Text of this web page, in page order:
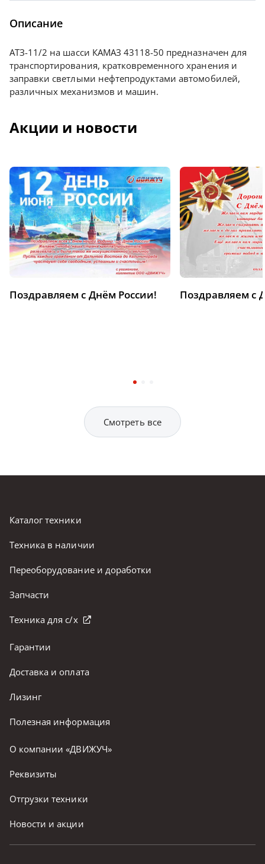
Описание
АТЗ-11/2 на шасси КАМАЗ 43118-50 предназначен для
транспортирования, кратковременного хранения и
заправки светлыми нефтепродуктами автомобилей,
различных механизмов и машин.
Акции и новости
Поздравляем с Днём России! Поздравляем с
Смотреть все
Каталог техники
Техника в наличии
Переоборудование и доработки
Запчасти
Техника для с/х
Гарантии
Доставка и оплата
Лизинг
Полезная информация
О компании «ДВИЖУЧ»
Реквизиты
Отгрузки техники
Новости и акции